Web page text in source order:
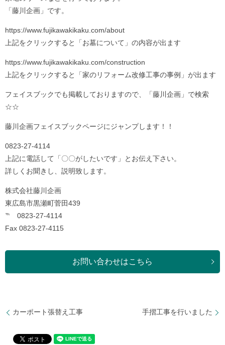
「藤川企画」です。
https://www.fujikawakikaku.com/about
上記をクリックすると「お墓について」の内容が出ます
https://www.fujikawakikaku.com/construction
上記をクリックすると「家のリフォーム改修工事の事例」が出ます
フェイスブックでも掲載しておりますので、「藤川企画」で検索
☆☆
藤川企画フェイスブックページにジャンプします！！
0823-27-4114
上記に電話して「〇〇がしたいです」とお伝え下さい。
詳しくお聞きし、説明致します。
株式会社藤川企画
東広島市黒瀬町菅田439
℡ 0823-27-4114
Fax 0823-27-4115
お問い合わせはこちら
カーポート張替え工事 手摺工事を行いました